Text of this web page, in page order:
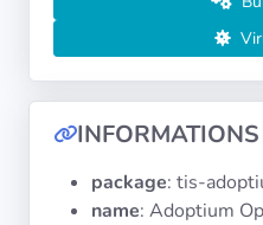
SystèmesINFORMATIONS
package: tis-
name: Adoptium